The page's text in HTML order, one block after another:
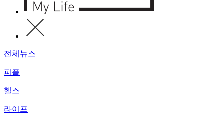
전체뉴스
피플
헬스
라이프